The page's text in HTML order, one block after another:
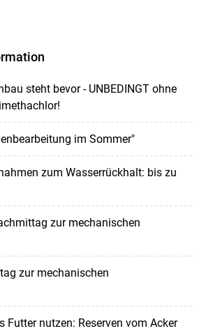
steht bevor - UNBEDINGT ohne
im Sommer"
zum Wasserrückhalt: bis zu
zur mechanischen
zur mechanischen
Futter nutzen: Reserven vom Acker